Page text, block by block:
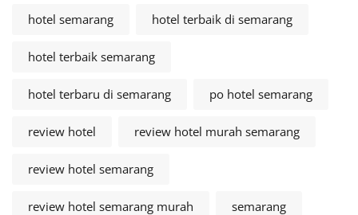
hotel semarang hotel terbaik di semarang
hotel terbaik semarang
hotel terbaru di semarang po hotel semarang
review hotel review hotel murah semarang
review hotel semarang
review hotel semarang murah semarang